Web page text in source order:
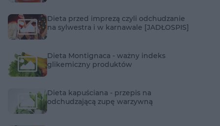
Dieta przed imprezą czyli odchudzanie
na sylwestra i w karnawale [JADŁOSPIS]
Dieta Montignaca - ważny indeks
glikemiczny produktów
Dieta kapuściana - przepis na
odchudzającą zupę warzywną